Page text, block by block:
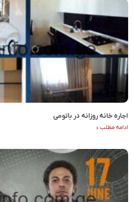
اجاره خانه روزانه در باتومی
ادامه مطلب »